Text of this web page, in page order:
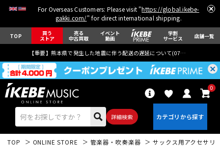
For Overseas Customers: Please visit "https://global.ikebe-
gakki.com/" for direct international shipping.
TOP 買う
ストア
売る
中古買取
イベント
動画
学割
サービス 店舗一覧
【重要】熊本県で発生した地震に伴う配送の遅延について(07月29日
詳細検索
0
TOP ONLINE STORE 管楽器・吹奏楽器 サックス用アクセサリ